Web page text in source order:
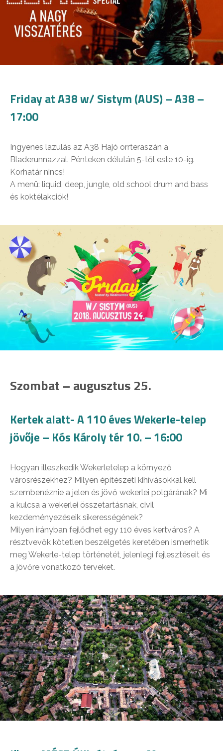
Friday at A38 w/ Sistym (AUS) – A38 –
17:00
Ingyenes lazulás az A38 Hajó orrteraszán a
Bladerunnazzal. Pénteken délután 5-től este 10-ig.
Korhatár nincs!
A menü: liquid, deep, jungle, old school drum and bass
és koktélakciók!
Szombat – augusztus 25.
Kertek alatt- A 110 éves Wekerle-telep
jövője – Kós Károly tér 10. – 16:00
Hogyan illeszkedik Wekerletelep a környező
városrészekhez? Milyen építészeti kihívásokkal kell
szembenéznie a jelen és jövő wekerlei polgárának? Mi
a kulcsa a wekerlei összetartásnak, civil
kezdeményezéseik sikerességének?
Milyen irányban fejlődhet egy 110 éves kertváros? A
résztvevők kötetlen beszélgetés keretében ismerhetik
meg Wekerle-telep történetét, jelenlegi fejlesztéseit és
a jövőre vonatkozó terveket.